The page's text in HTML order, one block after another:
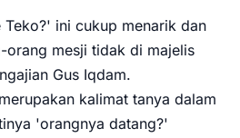
ini cukup menarik dan
orang mesji tidak di majelis
Gus Iqdam.
kalimat tanya dalam
'orangnya datang?'